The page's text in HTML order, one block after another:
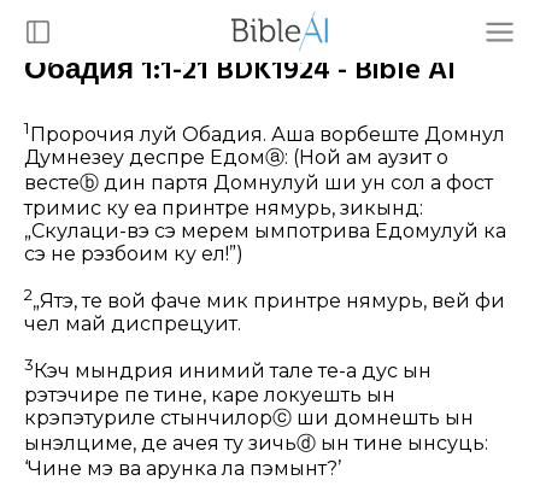
Обадия 1:1-21 BDK1924 - Bible AI
1Пророчия луй Обадия. Аша ворбеште Домнул
Думнезеу деспре Едомⓐ: (Ной ам аузит о
вестеⓑ дин партя Домнулуй ши ун сол а фост
тримис ку еа принтре нямурь, зикынд:
„Скулаци-вэ сэ мерӂем ымпотрива Едомулуй ка
сэ не рэзбоим ку ел!”)
2„Ятэ, те вой фаче мик принтре нямурь, вей фи
чел май диспрецуит.
3 Кэч мындрия инимий тале те-а дус ын
рэтэчире пе тине, каре локуешть ын
крэпэтуриле стынчилорⓒ ши домнешть ын
ынэлциме, де ачея ту зичьⓓ ын тине ынсуць:
‘Чине мэ ва арунка ла пэмынт?’